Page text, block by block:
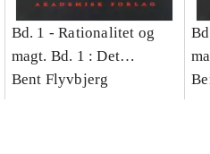
Bd. 1 -Rationalitet og
magt. Bd. 1 : Det
konkretes videnskab
Bent Flyvbjerg